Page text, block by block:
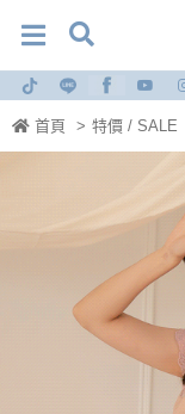
首頁 > 特價 / SALE